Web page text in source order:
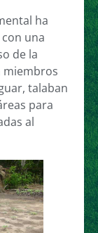
ha
una
de la
miembros
talaban
para
al